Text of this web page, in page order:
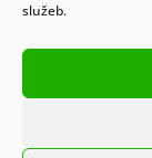
služeb.Jak získat